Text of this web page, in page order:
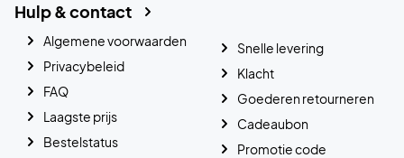
Hulp & contact
Algemene voorwaarden
Privacybeleid
FAQ
Laagste prijs
Bestelstatus
Snelle levering
Klacht
Goederen retourneren
Cadeaubon
Promotie code